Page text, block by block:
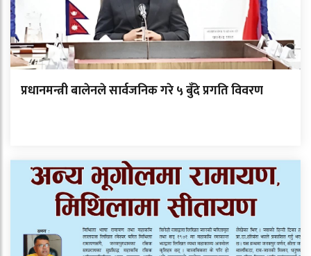
प्रधानमन्त्री बालेनले सार्वजनिक गरे ५ बुँदे प्रगति विवरण